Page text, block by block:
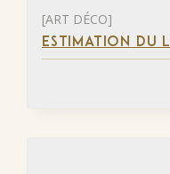
[ART DÉCO]
ESTIMATION DU